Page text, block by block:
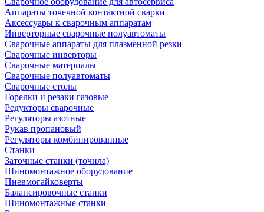
Аппараты точечной контактной сварки
Аксессуары к сварочным аппаратам
Инверторные сварочные полуавтоматы
Сварочные аппараты для плазменной резки
Сварочные инверторы
Сварочные материалы
Сварочные полуавтоматы
Сварочные столы
Горелки и резаки газовые
Редукторы сварочные
Регуляторы азотные
Рукав пропановый
Регуляторы комбинированные
Станки
Заточные станки (точила)
Шиномонтажное оборудование
Пневмогайковерты
Балансировочные станки
Шиномонтажные станки